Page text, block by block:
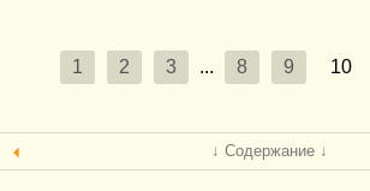
1 2 3 ... 8 9 10
↓ Содержание ↓